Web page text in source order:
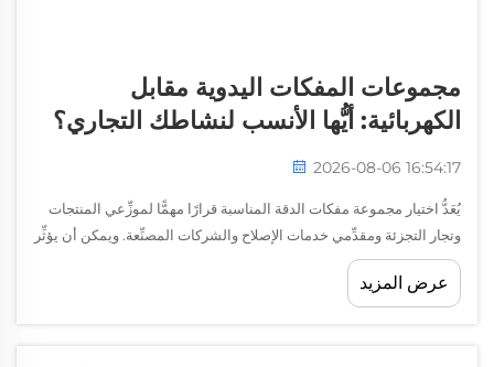
مجموعات المفكات اليدوية مقابل
الكهربائية: أيُّها الأنسب لنشاطك التجاري؟
2026-08-06 16:54:17
يُعَدُّ اختيار مجموعة مفكات الدقة المناسبة قرارًا مهمًّا لموزِّعي المنتجات
وتجار التجزئة ومقدِّمي خدمات الإصلاح والشركات المصنِّعة. ويمكن أن يؤثِّر
حل أدوات الإصلاح الملائم تأثيرًا مباشرًا في جودة المنتج وكفاءة العمل
ورضا العملاء...
عرض المزيد